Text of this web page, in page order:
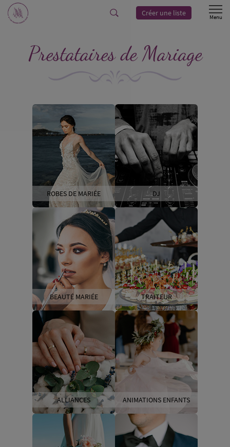
Créer une liste
Prestataires de Mariage
ROBES DE MARIÉE DJ
BEAUTÉ MARIÉE TRAITEUR
ALLIANCES ANIMATIONS ENFANTS